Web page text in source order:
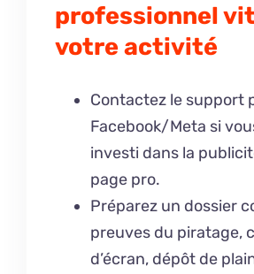
professionnel
votre activité
Contactez le support
Facebook/Meta si
investi dans la
page pro.
Préparez un dossier
preuves du piratage,
d’écran, dépôt de